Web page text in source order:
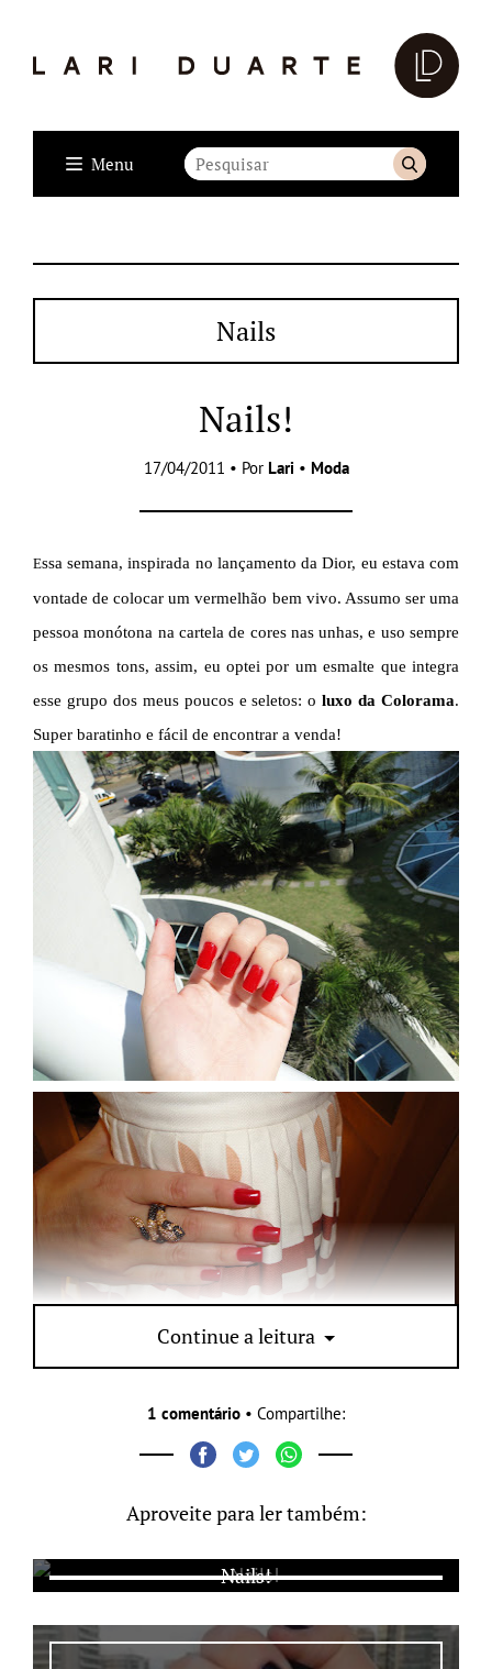
Menu
Nails
Nails!
17/04/2011 • Por Lari • Moda
Essa semana, inspirada no lançamento da Dior, eu estava com
vontade de colocar um vermelhão bem vivo. Assumo ser uma
pessoa monótona na cartela de cores nas unhas, e uso sempre
os mesmos tons, assim, eu optei por um esmalte que integra
esse grupo dos meus poucos e seletos: o luxo da Colorama.
Super baratinho e fácil de encontrar a venda!
Continue a leitura
1 comentário • Compartilhe:
Aproveite para ler também:
Nails!